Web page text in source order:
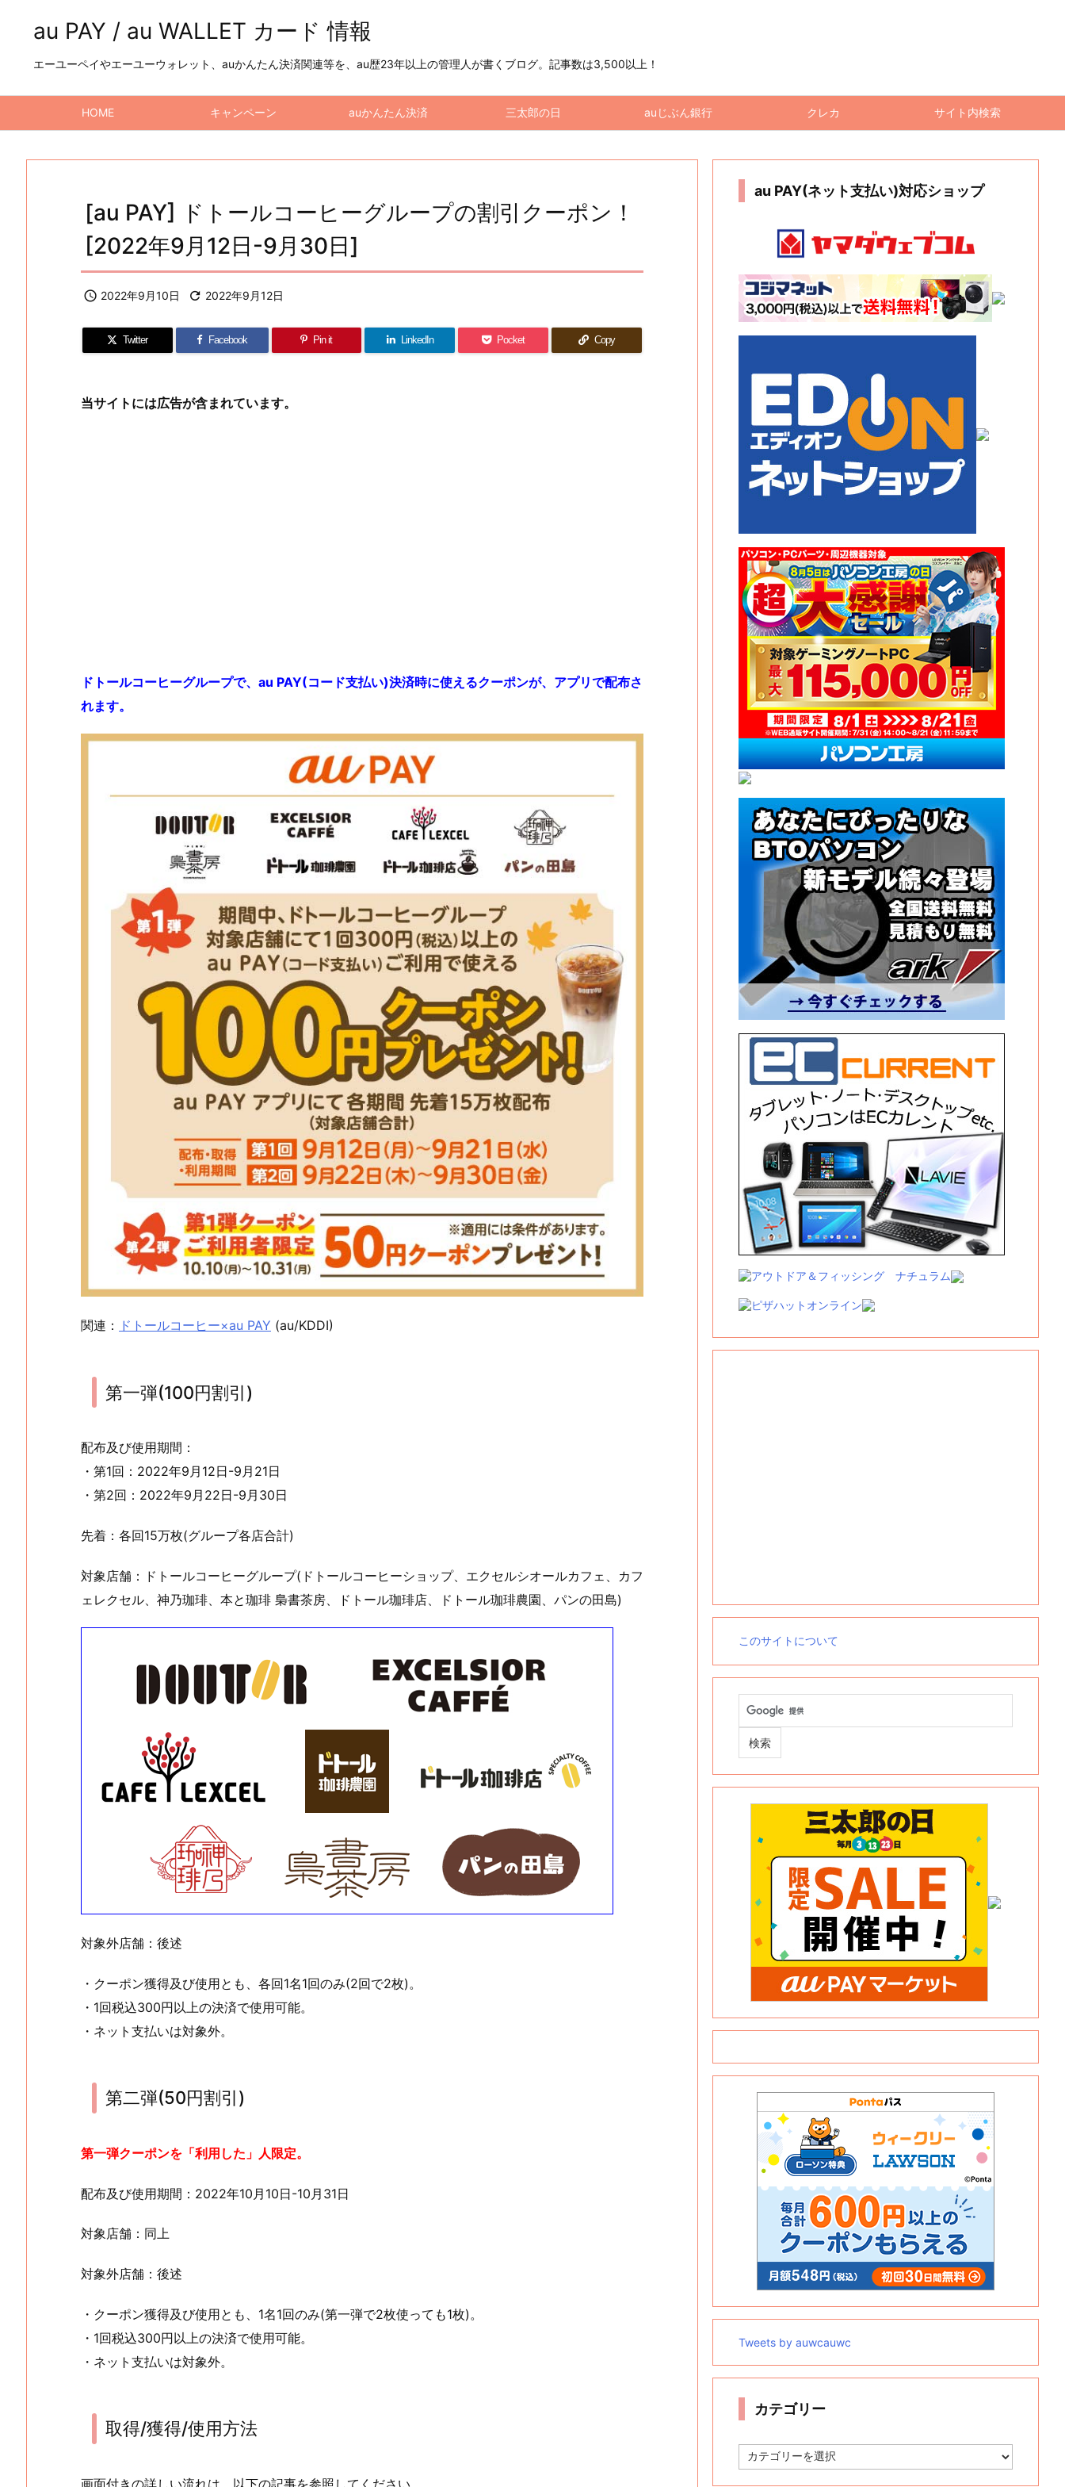
au PAY / au WALLET カード 情報
エーユーペイやエーユーウォレット、auかんたん決済関連等を、au歴23年以上の管理人が書くブログ。記事数は3,500以上！
HOME キャンペーン auかんたん決済 三太郎の日 auじぶん銀行 クレカ サイト内検索
[au PAY] ドトールコーヒーグループの割引クーポン！
[2022年9月12日-9月30日]
 2022年9月10日  2022年9月12日
Twitter Facebook Pin it LinkedIn Pocket Copy
当サイトには広告が含まれています。
ドトールコーヒーグループで、au PAY(コード支払い)決済時に使えるクーポンが、アプリで配布さ
れます。
関連： ドトールコーヒー×au PAY (au/KDDI)
第一弾(100円割引)
配布及び使用期間：
・第1回：2022年9月12日-9月21日
・第2回：2022年9月22日-9月30日
先着：各回15万枚(グループ各店合計)
対象店舗：ドトールコーヒーグループ(ドトールコーヒーショップ、エクセルシオールカフェ、カフ
ェレクセル、神乃珈琲、本と珈琲 梟書茶房、ドトール珈琲店、ドトール珈琲農園、パンの田島)
対象外店舗：後述
・クーポン獲得及び使用とも、各回1名1回のみ(2回で2枚)。
・1回税込300円以上の決済で使用可能。
・ネット支払いは対象外。
第二弾(50円割引)
第一弾クーポンを「利用した」人限定。
配布及び使用期間：2022年10月10日-10月31日
対象店舗：同上
対象外店舗：後述
・クーポン獲得及び使用とも、1名1回のみ(第一弾で2枚使っても1枚)。
・1回税込300円以上の決済で使用可能。
・ネット支払いは対象外。
取得/獲得/使用方法
画面付きの詳しい流れは、以下の記事を参照してください。
au PAY(ネット支払い)対応ショップ
このサイトについて
Tweets by auwcauwc
カテゴリー
テ